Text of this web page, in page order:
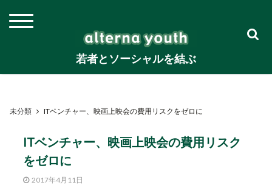
若者とソーシャルを結ぶ
未分類 ITベンチャー、映画上映会の費用リスクをゼロに
ITベンチャー、映画上映会の費用リスク
をゼロに
2017年4月11日